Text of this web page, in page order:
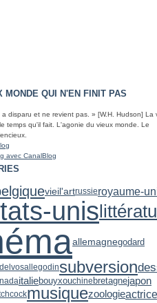
MONDE QUI N'EN FINIT PAS
disparu et ne revient pas. » [W.H. Hudson] La
temps qu'il fait. L'agonie du vieux monde. Le
avec CanalBlog
vieil'artrussieroyaume-
unis
allemagnegodard
delvosallegodinsubversion
italiebouyxouchine bretagnejapon
musiquezoologie